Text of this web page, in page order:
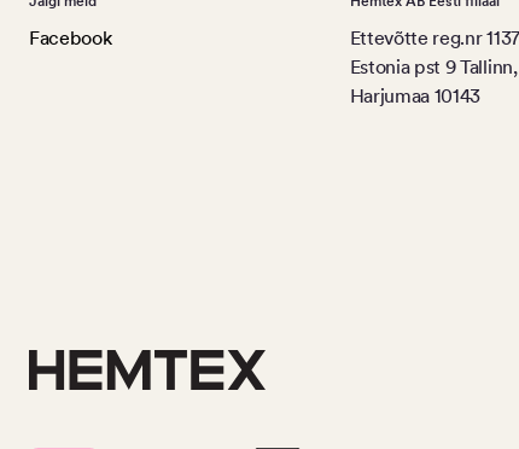
Facebook
Ettevõtte reg.nr
Estonia pst 9 Tallinn,
Harjumaa 10143